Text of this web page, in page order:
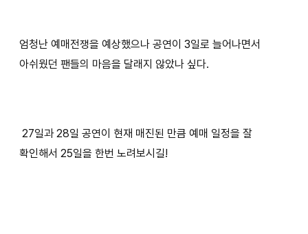
엄청난 예매전쟁을 예상했으나 공연이 3일로 늘어나면서
아쉬웠던 팬들의 마음을 달래지 않았나 싶다.
27일과 28일 공연이 현재 매진된 만큼 예매 일정을 잘
확인해서 25일을 한번 노려보시길!